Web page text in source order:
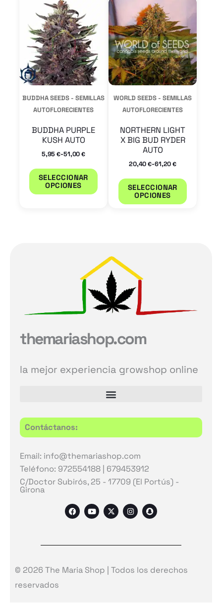
BUDDHA SEEDS - SEMILLAS
AUTOFLORECIENTES
BUDDHA PURPLE
KUSH AUTO
5,95€-51,00€
SELECCIONAR
OPCIONES
producto
tiene
múltiples
variantes.
Las
opciones
se
pueden
producto
WORLD SEEDS - SEMILLAS
AUTOFLORECIENTES
NORTHERN LIGHT
X BIG BUD RYDER
AUTO
20,40€-61,20€
SELECCIONAR
OPCIONES
tiene
Las
se
de
themariashop.com
la mejor experiencia growshop online
Contáctanos:
Email: info@themariashop.com
Teléfono: 972554188 | 679453912
C/Doctor Subirós, 25 - 17709 (El Portús) -
Girona
F
a
c
o
Y
o
u
b
X
-
t
t
r
I
n
s
g
m
S
n
a
h
© 2026 The Maria Shop | Todos los derechos
reservados